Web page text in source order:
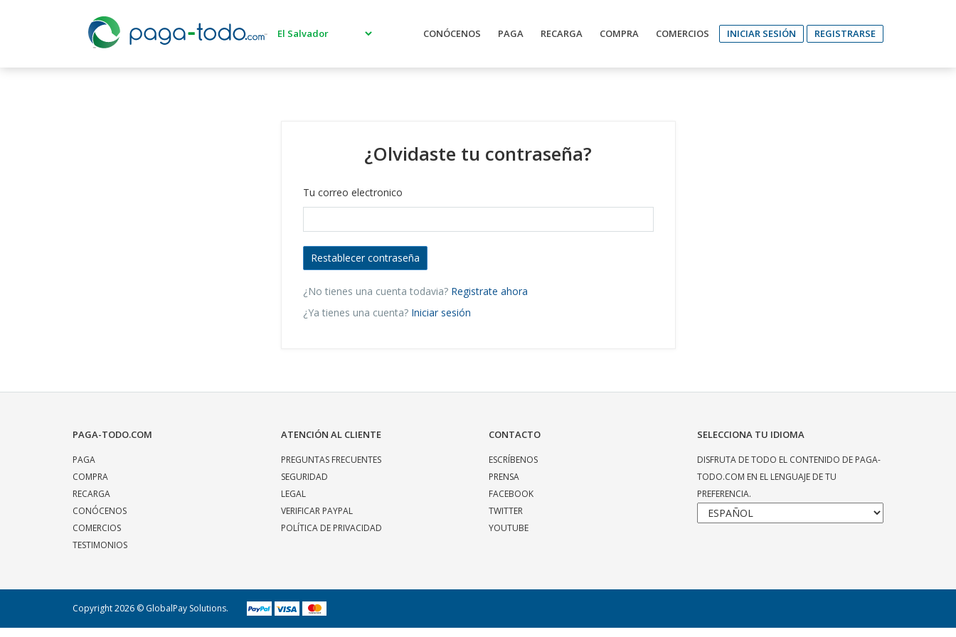
CONÓCENOS PAGA RECARGA COMPRA COMERCIOS INICIAR SESIÓN REGISTRARSE
¿Olvidaste tu contraseña?
Tu correo electronico
¿No tienes una cuenta todavia? Registrate ahora
¿Ya tienes una cuenta? Iniciar sesión
PAGA-TODO.COM
PAGA
COMPRA
RECARGA
CONÓCENOS
COMERCIOS
TESTIMONIOS
ATENCIÓN AL CLIENTE
PREGUNTAS FRECUENTES
SEGURIDAD
LEGAL
VERIFICAR PAYPAL
POLÍTICA DE PRIVACIDAD
CONTACTO
ESCRÍBENOS
PRENSA
FACEBOOK
TWITTER
YOUTUBE
SELECCIONA TU IDIOMA
DISFRUTA DE TODO EL CONTENIDO DE PAGA-
TODO.COM EN EL LENGUAJE DE TU
PREFERENCIA.
Copyright 2026 © GlobalPay Solutions.